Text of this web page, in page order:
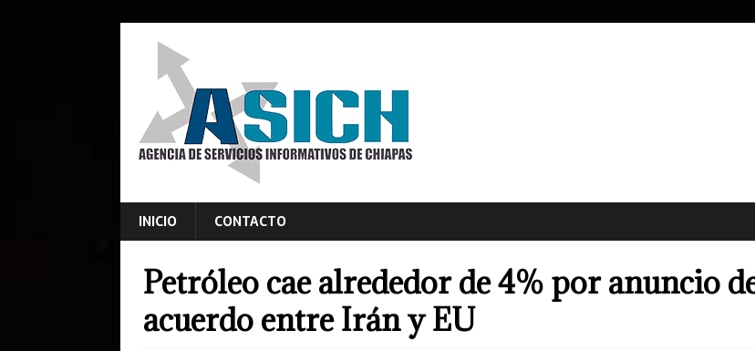
INICIO CONTACTO
Petróleo cae alrededor de 4% por anuncio
acuerdo entre Irán y EU